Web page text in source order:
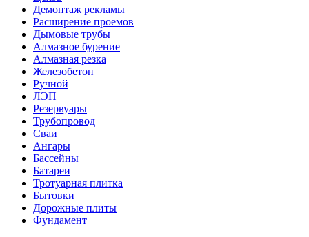
Демонтаж рекламы
Расширение проемов
Дымовые трубы
Алмазное бурение
Алмазная резка
Железобетон
Ручной
ЛЭП
Резервуары
Трубопровод
Сваи
Ангары
Бассейны
Батареи
Тротуарная плитка
Бытовки
Дорожные плиты
Фундамент